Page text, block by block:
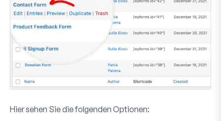
Hier sehen Sie die folgenden Optionen: